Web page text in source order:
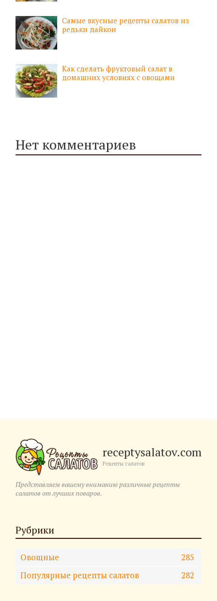
Самые вкусные рецепты салатов из
редьки дайкон
Как сделать фруктовый салат в
домашних условиях с овощами
Нет комментариев
receptysalatov.com
Рецепты салатов
Представляем вашему вниманию различные рецепты
салатов от лучших поваров.
Рубрики
Овощные
285
Популярные рецепты салатов
282